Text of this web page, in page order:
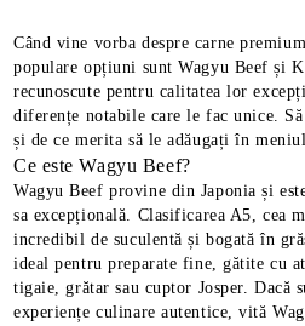
Când vine vorba despre carne
populare opțiuni sunt Wagyu Beef și
recunoscute pentru calitatea lor
diferențe notabile care le fac unice.
și de ce merita să le adăugați în
Ce este Wagyu Beef?
Wagyu Beef provine din Japonia și
sa excepțională. Clasificarea A5, cea
incredibil de suculentă și bogată în
ideal pentru preparate fine, gătite cu
tigaie, grătar sau cuptor Josper. Dacă
experiențe culinare autentice, vită